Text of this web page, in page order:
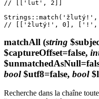
// [['lut', 2]]
matchAll (string
$captureOffset=false,
bool$utf8=false, bool
Recherche dans la chaîne